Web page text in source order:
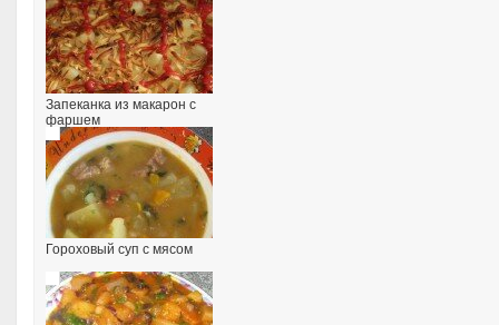
Запеканка из макарон с
фаршем
Гороховый суп с мясом